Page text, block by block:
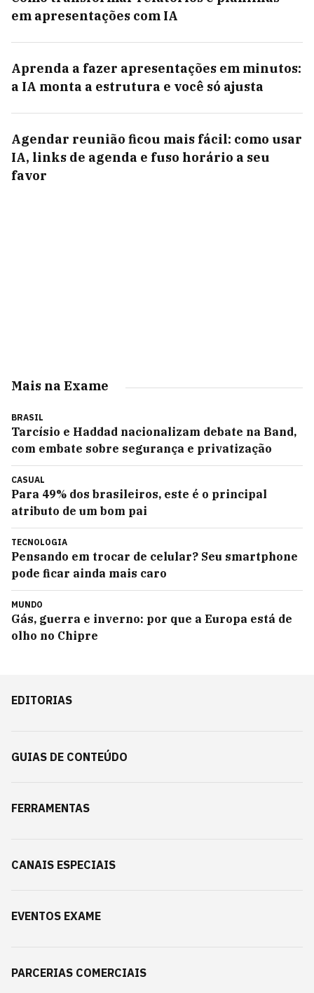
em apresentações com IA
Aprenda a fazer apresentações em minutos:
a IA monta a estrutura e você só ajusta
Agendar reunião ficou mais fácil: como usar
IA, links de agenda e fuso horário a seu
favor
Mais na Exame
BRASIL
Tarcísio e Haddad nacionalizam debate na Band,
com embate sobre segurança e privatização
CASUAL
Para 49% dos brasileiros, este é o principal
atributo de um bom pai
TECNOLOGIA
Pensando em trocar de celular? Seu smartphone
pode ficar ainda mais caro
MUNDO
Gás, guerra e inverno: por que a Europa está de
olho no Chipre
EDITORIAS
GUIAS DE CONTEÚDO
FERRAMENTAS
CANAIS ESPECIAIS
EVENTOS EXAME
PARCERIAS COMERCIAIS